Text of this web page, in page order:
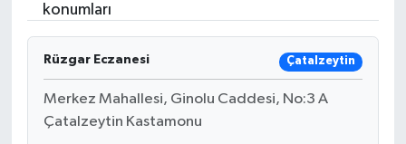
konumları
Rüzgar Eczanesi Çatalzeytin
Merkez Mahallesi, Ginolu Caddesi, No:3 A
Çatalzeytin Kastamonu